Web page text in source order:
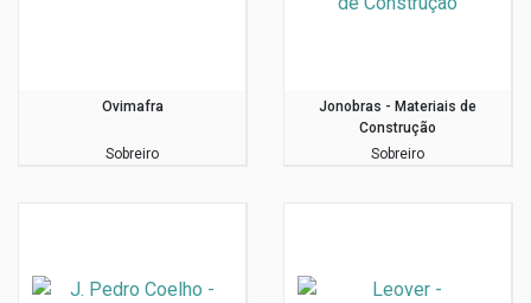
Ovimafra
Sobreiro
Jonobras - Materiais de
Construção
Sobreiro